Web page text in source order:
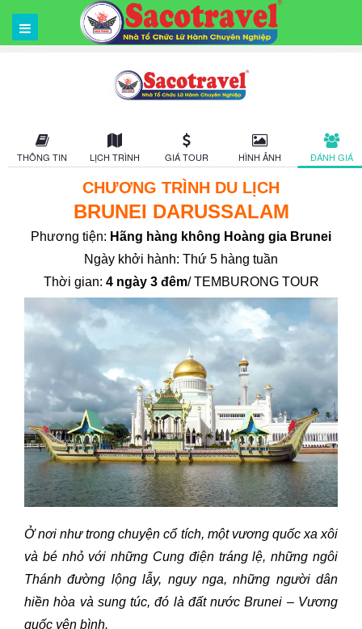
THÔNG TIN LỊCH TRÌNH GIÁ TOUR HÌNH ẢNH ĐÁNH GIÁ
CHƯƠNG TRÌNH DU LỊCH
BRUNEI DARUSSALAM
Phương tiện: Hãng hàng không Hoàng gia Brunei
Ngày khởi hành: Thứ 5 hàng tuần
Thời gian: 4 ngày 3 đêm/ TEMBURONG TOUR
Ở nơi như trong chuyện cổ tích, một vương quốc xa xôi
và bé nhỏ với những Cung điện tráng lệ, những ngôi
Thánh đường lộng lẫy, nguy nga, những người dân
hiền hòa và sung túc, đó là đất nước Brunei – Vương
quốc yên bình.